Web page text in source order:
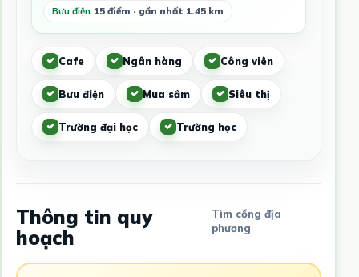
Bưu điện 15 điểm · gần nhất 1.45 km
Cafe Ngân hàng Công viên
Bưu điện Mua sắm Siêu thị
Trường đại học Trường học
Thông tin quy
hoạch
Tìm cổng địa
phương